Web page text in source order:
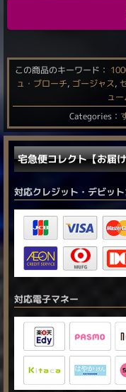
この商品のキーワード：
ュ・ブローチ, ゴージャス,
ュー
Categories：
対応クレジット・デビッ
対応電子マネー